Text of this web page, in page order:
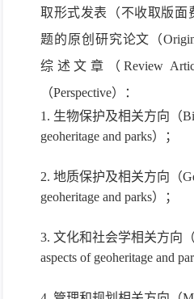
取形式发表（不收取版面
题的原创研究论文（
综述文章（Review
（Perspective）：
1. 生物保护及相关方向（
geoheritage and parks）；
2. 地质保护及相关方向（
geoheritage and parks）；
3. 文化和社会学相关方向（
aspects of geoheritage and